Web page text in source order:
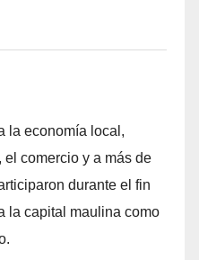
la economía local,
comercio y a más de
durante el fin
la capital maulina como